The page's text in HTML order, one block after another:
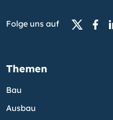
Folge uns auf
Themen
Bau
Ausbau